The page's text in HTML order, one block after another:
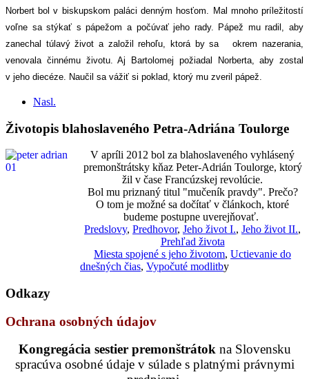
Norbert bol v biskupskom paláci denným hosťom. Mal mnoho príležitostí
voľne sa stýkať s pápežom a počúvať jeho rady. Pápež mu radil, aby
zanechal túlavý život a založil rehoľu, ktorá by sa okrem nazerania,
venovala činnému životu. Aj Bartolomej požiadal Norberta, aby zostal
v jeho diecéze. Naučil sa vážiť si poklad, ktorý mu zveril pápež.
Nasl.
Životopis blahoslaveného Petra-Adriána Toulorge
V apríli 2012 bol za blahoslaveného vyhlásený
premonštrátsky kňaz Peter-Adrián Toulorge, ktorý
žil v čase Francúzskej revolúcie.
Bol mu priznaný titul "mučeník pravdy". Prečo?
O tom je možné sa dočítať v článkoch, ktoré
budeme postupne uverejňovať.
Predslovy, Predhovor, Jeho život I., Jeho život II.,
Prehľad života
Miesta spojené s jeho životom, Uctievanie do
dnešných čias, Vypočuté modlitby
Odkazy
Ochrana osobných údajov
Kongregácia sestier premonštrátok na Slovensku
spracúva osobné údaje v súlade s platnými právnymi